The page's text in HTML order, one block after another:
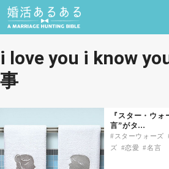
婚活と結婚
i love you i know
事
『スター・ウ
言”がタ…
スターウォーズ
ズ
恋愛 名言